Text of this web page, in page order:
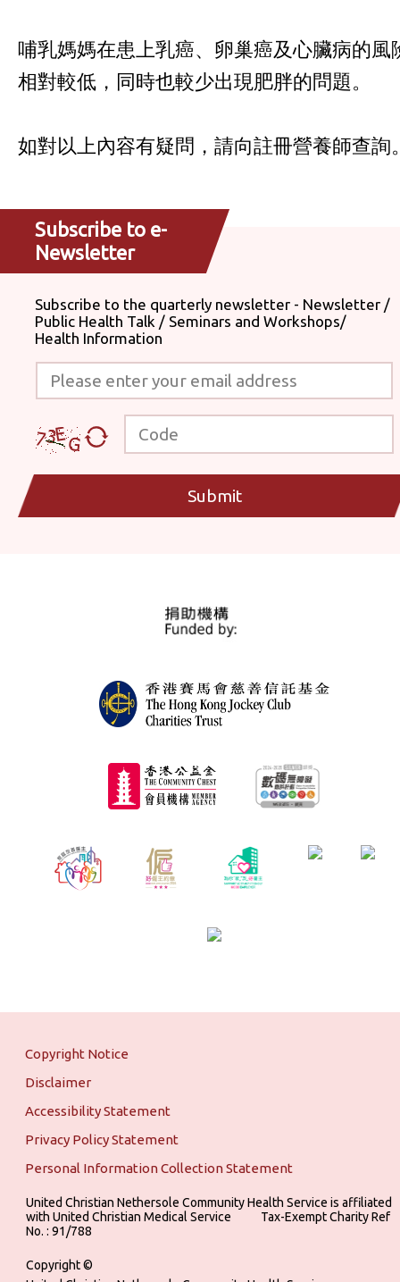
哺乳媽媽在患上乳癌、卵巢癌及心臟病的風
相對較低，同時也較少出現肥胖的問題。
如對以上內容有疑問，請向註冊營養師查詢
Subscribe to e-
Newsletter
Subscribe to the quarterly newsletter - Newsletter /
Public Health Talk / Seminars and Workshops/
Health Information
Please enter your email address
Code
Submit
Copyright Notice
Disclaimer
Accessibility Statement
Privacy Policy Statement
Personal Information Collection Statement
United Christian Nethersole Community Health Service is affiliated
with United Christian Medical Service ‎ ‎ ‎ ‎ ‎ ‎ ‎ ‎ ‎ Tax-Exempt Charity Ref
No. : 91/788
Copyright ©